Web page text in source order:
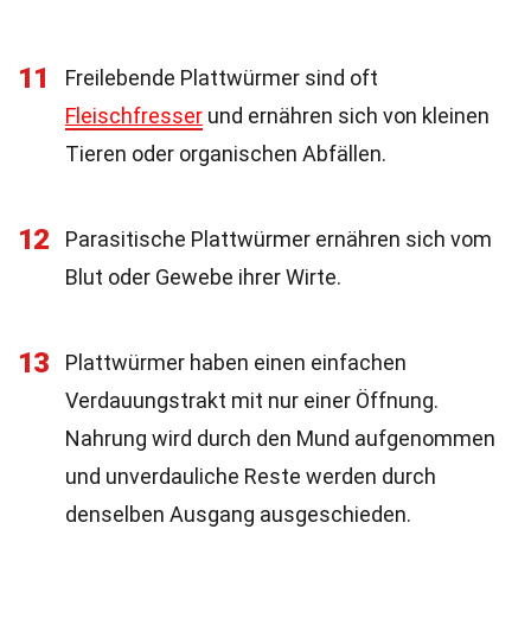
11
Freilebende Plattwürmer sind oft
Fleischfresser und ernähren sich von kleinen
Tieren oder organischen Abfällen.
12
Parasitische Plattwürmer ernähren sich vom
Blut oder Gewebe ihrer Wirte.
13
Plattwürmer haben einen einfachen
Verdauungstrakt mit nur einer Öffnung.
Nahrung wird durch den Mund aufgenommen
und unverdauliche Reste werden durch
denselben Ausgang ausgeschieden.